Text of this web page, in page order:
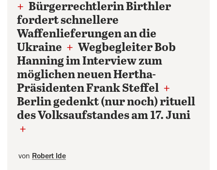
+ Bürgerrechtlerin Birthler
fordert schnellere
Waffenlieferungen an die
Ukraine + Wegbegleiter Bob
Hanning im Interview zum
möglichen neuen Hertha-
Präsidenten Frank Steffel +
Berlin gedenkt (nur noch) rituell
des Volksaufstandes am 17. Juni
+
von Robert Ide